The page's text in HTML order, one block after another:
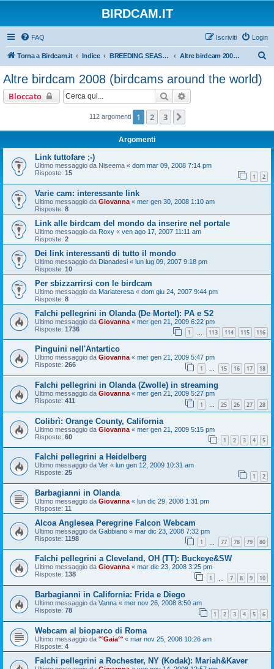
BIRDCAM.IT
FAQ Login
Iscriviti
Torna a Birdcam.it Indice BREEDING SEASONS 2007-2008 Altre birdcam 2008 (birdcams around the world)
Altre birdcam 2008 (birdcams around the world)
Bloccato Cerca
112 argomenti 1 2 3
Argomenti
Link tuttofare ;-)
Ultimo messaggio da Niseema « dom mar 09, 2008 7:14 pm
Risposte: 15 1 2
Varie cam: interessante link
Ultimo messaggio da Giovanna « mer gen 30, 2008 1:10 am
Risposte: 8
Link alle birdcam del mondo da inserire nel portale
Ultimo messaggio da Roxy « ven ago 17, 2007 11:11 am
Risposte: 2
Dei link interessanti di tutto il mondo
Ultimo messaggio da Dianadesi « lun lug 09, 2007 9:18 pm
Risposte: 10
Per sbizzarrirsi con le birdcam
Ultimo messaggio da Mariateresa « dom giu 24, 2007 9:44 pm
Risposte: 8
Falchi pellegrini in Olanda (De Mortel): PA e S2
Ultimo messaggio da Giovanna « mer gen 21, 2009 6:22 pm
Risposte: 1736 1 113 114 115 116
Pinguini nell'Antartico
Ultimo messaggio da Giovanna « mer gen 21, 2009 5:47 pm
Risposte: 266 1 … 15 16 17 18
Falchi pellegrini in Olanda (Zwolle) in streaming
Ultimo messaggio da Giovanna « mer gen 21, 2009 5:27 pm
Risposte: 411 1 … 25 26 27 28
Colibrì: Orange County, California
Ultimo messaggio da Giovanna « mer gen 21, 2009 5:15 pm
Risposte: 60 1 2 3 4 5
Falchi pellegrini a Heidelberg
Ultimo messaggio da Ver « lun gen 12, 2009 10:31 am
Risposte: 25 1 2
Barbagianni in Olanda
Ultimo messaggio da Giovanna « lun dic 29, 2008 1:31 pm
Risposte: 11
Alcoa Anglesea Peregrine Falcon Webcam
Ultimo messaggio da Gabbiano « mar dic 23, 2008 7:32 pm
Risposte: 1198 1 77 78 79 80
Falchi pellegrini a Cleveland, OH (TT): Buckeye&SW
Ultimo messaggio da Giovanna« mar dic 23, 2008 3:25 pm
Risposte: 138 1 7 8 9 10
Barbagianni in California: Frida e Diego
Ultimo messaggio da Vanna « mer nov 26, 2008 8:50 am
Risposte: 78 1 2 3 4 5 6
Webcam al bioparco di Roma
Ultimo messaggio da °°Gaia°° « mar nov 25, 2008 10:26 am
Risposte: 4
Falchi pellegrini a Rochester, NY (Kodak): Mariah&Kaver